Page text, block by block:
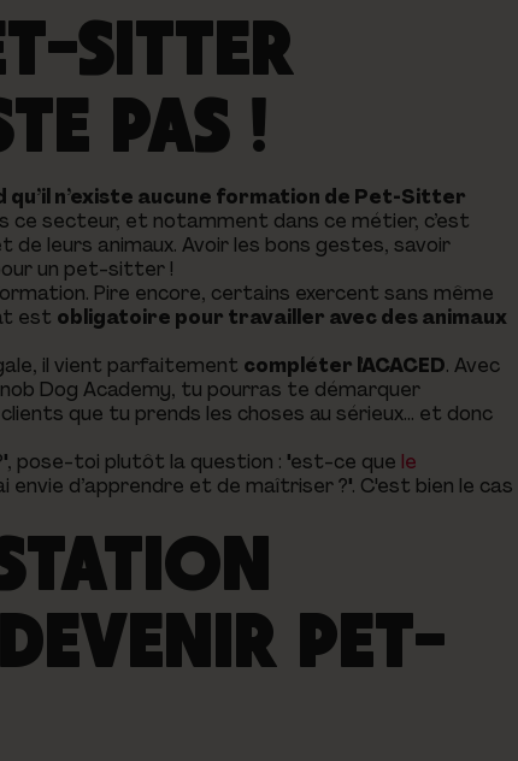
SITTER
PAS !
qu’il n’existe aucune formation de Pet-Sitter
ce secteur, et notamment dans ce métier, c’est
leurs animaux. Avoir les bons gestes, savoir
un pet-sitter !
Pire encore, certains exercent sans même
est obligatoire pour travailler avec des animaux
il vient parfaitement compléter l'ACACED. Avec
Dog Academy, tu pourras te démarquer
que tu prends les choses au sérieux… et donc
pose-toi plutôt la question : "est-ce que le
d’apprendre et de maîtriser ?". C'est bien le cas
PET-